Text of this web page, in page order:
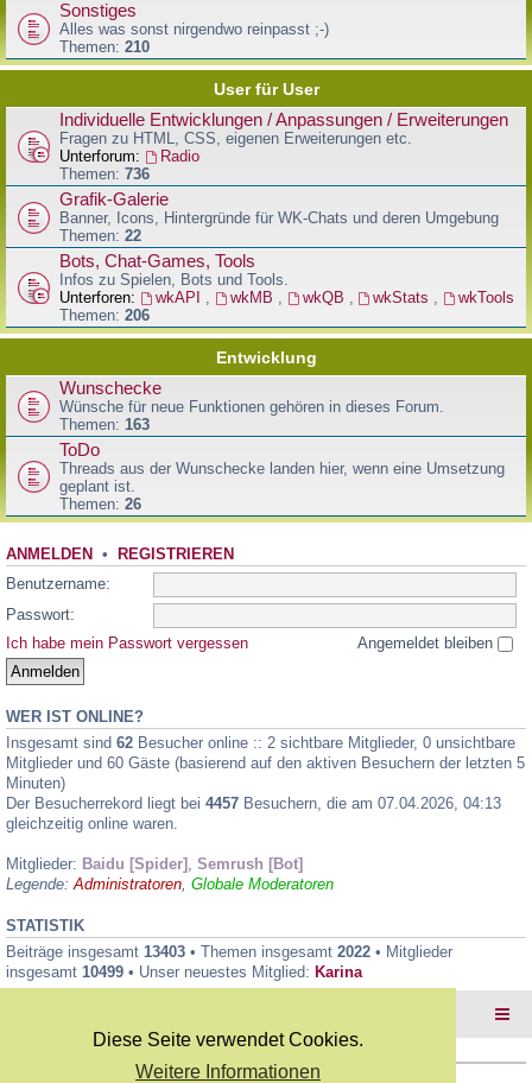
Diese Seite verwendet Cookies.
Weitere Informationen
Sonstiges
Alles was sonst nirgendwo reinpasst ;-)
Themen: 210
User für User
Individuelle Entwicklungen / Anpassungen / Erweiterungen
Fragen zu HTML, CSS, eigenen Erweiterungen etc.
Unterforum:
Radio
Themen: 736
Grafik-Galerie
Banner, Icons, Hintergründe für WK-Chats und deren Umgebung
Themen: 22
Bots, Chat-Games, Tools
Infos zu Spielen, Bots und Tools.
Unterforen:
wkAPI , wkMB , wkQB , wkStats ,
wkTools
Themen: 206
Entwicklung
Wunschecke
Wünsche für neue Funktionen gehören in dieses Forum.
Themen: 163
ToDo
Threads aus der Wunschecke landen hier, wenn eine Umsetzung
geplant ist.
Themen: 26
ANMELDEN • REGISTRIEREN
Benutzername:
Passwort:
Ich habe mein Passwort vergessen
Angemeldet bleiben
WER IST ONLINE?
Insgesamt sind 62 Besucher online :: 2 sichtbare Mitglieder, 0 unsichtbare
Mitglieder und 60 Gäste (basierend auf den aktiven Besuchern der letzten 5
Minuten)
Der Besucherrekord liegt bei 4457 Besuchern, die am 07.04.2026, 04:13
gleichzeitig online waren.
Mitglieder: Baidu [Spider] , Semrush [Bot]
Legende:Administratoren, Globale Moderatoren
STATISTIK
Beiträge insgesamt 13403 • Themen insgesamt 2022 • Mitglieder
insgesamt 10499 • Unser neuestes Mitglied: Karina